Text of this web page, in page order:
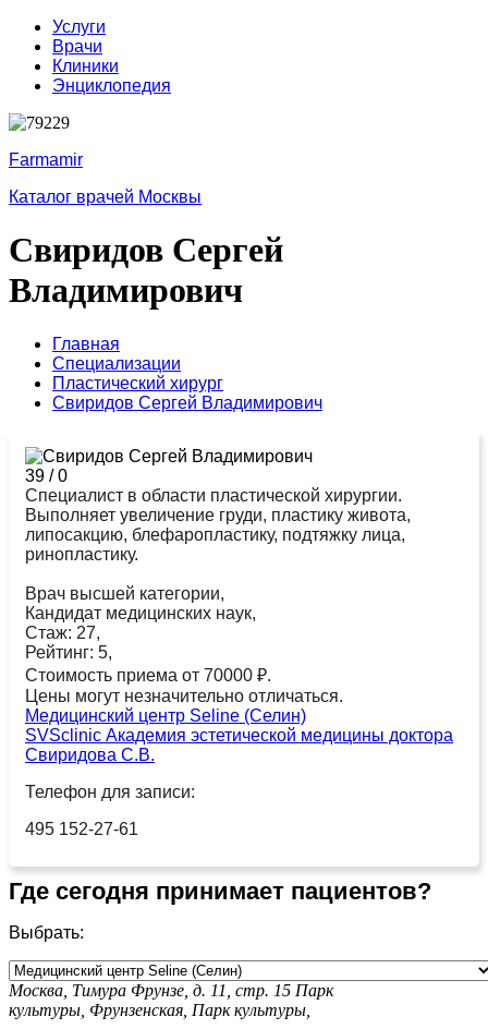
Услуги
Врачи
Клиники
Энциклопедия
Farmamir
Каталог врачей Москвы
Свиридов Сергей
Владимирович
Главная
Специализации
Пластический хирург
Свиридов Сергей Владимирович
39 /0
Специалист в области пластической хирургии.
Выполняет увеличение груди, пластику живота,
липосакцию, блефаропластику, подтяжку лица,
ринопластику.
Врач высшей категории,
Кандидат медицинских наук,
Стаж: 27,
Рейтинг: 5,
Стоимость приема от 70000 ₽.
Цены могут незначительно отличаться.
Медицинский центр Seline (Селин)
SVSclinic Академия эстетической медицины доктора
Свиридова С.В.
Телефон для записи:
495 152-27-61
Где сегодня принимает пациентов?
Выбрать:
Москва, Тимура Фрунзе, д. 11, стр. 15 Парк
культуры, Фрунзенская, Парк культуры,